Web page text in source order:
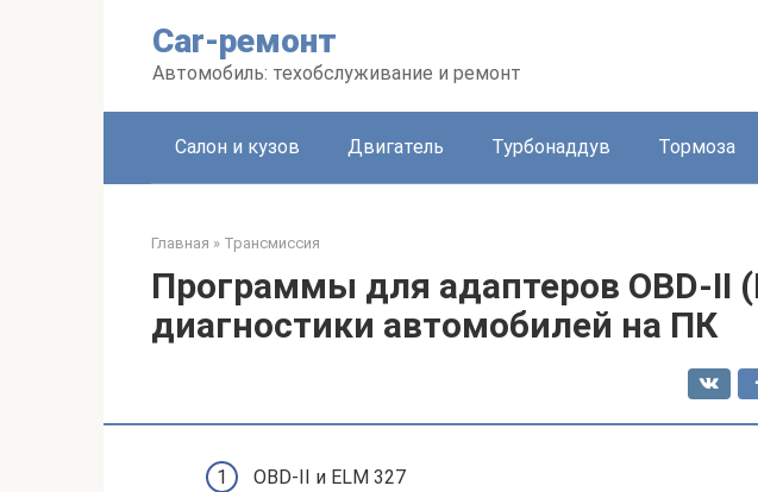
Car-ремонт
Автомобиль: техобслуживание и ремонт
Салон и кузов Двигатель Турбонаддув Тормоза
Главная » Трансмиссия
Программы для адаптеров OBD-II
диагностики автомобилей на ПК
OBD-II и ELM 327